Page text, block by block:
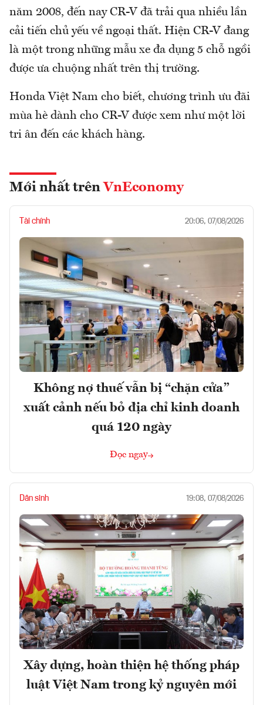
năm 2008, đến nay CR-V đã trải qua nhiều lần
cải tiến chủ yếu về ngoại thất. Hiện CR-V đang
là một trong những mẫu xe đa dụng 5 chỗ ngồi
được ưa chuộng nhất trên thị trường.
Honda Việt Nam cho biết, chương trình ưu đãi
mùa hè dành cho CR-V được xem như một lời
tri ân đến các khách hàng.
Mới nhất trên VnEconomy
Tài chính 20:06, 07/08/2026
Không nợ thuế vẫn bị “chặn cửa”
xuất cảnh nếu bỏ địa chỉ kinh doanh
quá 120 ngày
Đọc ngay
Dân sinh 19:08, 07/08/2026
Xây dựng, hoàn thiện hệ thống pháp
luật Việt Nam trong kỷ nguyên mới